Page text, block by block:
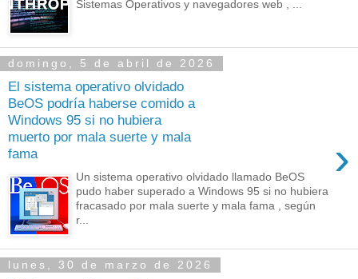
Sistemas Operativos y navegadores web , ...
domingo, 5 de abril de 2026
El sistema operativo olvidado
BeOS podría haberse comido a
Windows 95 si no hubiera
muerto por mala suerte y mala
fama
›
Un sistema operativo olvidado llamado BeOS
pudo haber superado a Windows 95 si no hubiera
fracasado por mala suerte y mala fama , según
r...
lunes, 30 de marzo de 2026